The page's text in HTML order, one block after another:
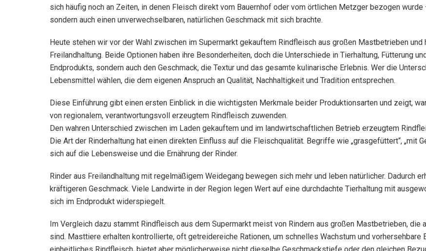
sich häufig noch an Zeiten, in denen Fleisch direkt vom Bauernhof oder vom örtlichen Metzger bezogen
sondern auch einen unverwechselbaren, natürlichen Geschmack mit sich brachte.
Heute stehen wir vor der Wahl zwischen im Supermarkt gekauftem Rindfleisch aus großen Mastbetrieben
Freilandhaltung. Beide Optionen haben ihre Besonderheiten, doch die Unterschiede in Tierhaltung, Fütterung
Endprodukts, sondern auch den Geschmack, die Textur und das gesamte kulinarische Erlebnis. Wer die
Lebensmittel wählen, die dem eigenen Anspruch an Qualität, Nachhaltigkeit und Tradition entsprechen.
Diese Einführung gibt einen ersten Einblick in die wichtigsten Merkmale beider Produktionsarten und zeigt,
von regionalem, verantwortungsvoll erzeugtem Rindfleisch zuwenden.
Den wahren Unterschied zwischen im Laden gekauftem und im landwirtschaftlichen Betrieb erzeugtem
Die Art der Rinderhaltung hat einen direkten Einfluss auf die Fleischqualität. Begriffe wie „grasgefüttert“, „mit
sich auf die Lebensweise und die Ernährung der Rinder.
Rinder aus Freilandhaltung mit regelmäßigem Weidegang bewegen sich mehr und leben natürlicher. Dadurch
kräftigeren Geschmack. Viele Landwirte in der Region legen Wert auf eine durchdachte Tierhaltung mit
sich im Endprodukt widerspiegelt.
Im Vergleich dazu stammt Rindfleisch aus dem Supermarkt meist von Rindern aus großen Mastbetrieben,
sind. Masttiere erhalten kontrollierte, oft getreidereiche Rationen, um schnelles Wachstum und